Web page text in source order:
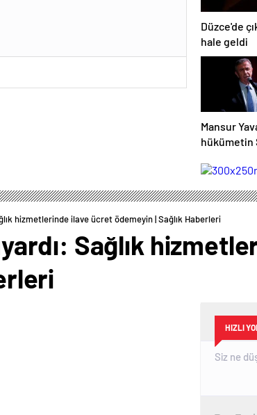
Düzce'de
hale geldi
Mansur
hükümetin
hizmetlerinde ilave ücret ödemeyin | Sağlık Haberleri
Sağlık
HIZLI